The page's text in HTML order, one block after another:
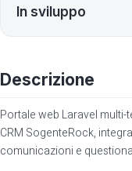
In sviluppo
Descrizione
Portale web Laravel
CRM SogenteRock,
comunicazioni e